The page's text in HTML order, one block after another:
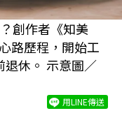
創作者《知美
路歷程，開始工
休。 示意圖／
用LINE傳送